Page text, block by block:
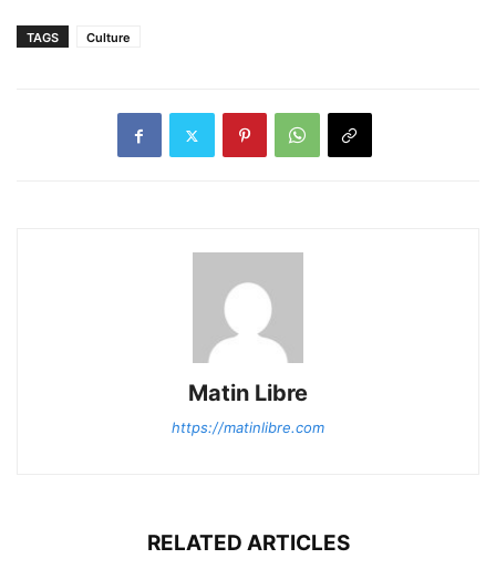
TAGS Culture
Matin Libre
https://matinlibre.com
RELATED ARTICLES